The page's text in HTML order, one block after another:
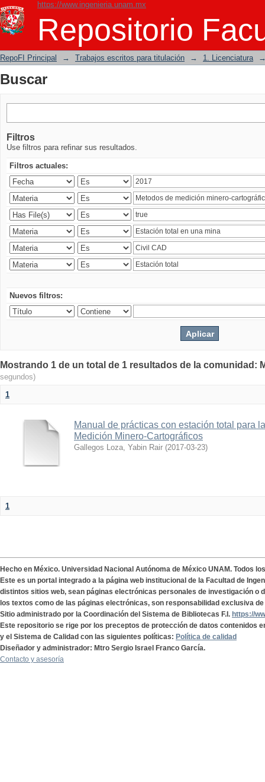
https://www.ingenieria.unam.mx
Repositorio
Buscar
RepoFI Principal → Trabajos escritos para titulación → 1. Licenciatura
Buscar
Filtros
Use filtros para refinar sus resultados.
Filtros actuales:
Nuevos filtros:
Mostrando 1 de un total de 1 resultados de la comunidad:
segundos)
1
Manual de prácticas con estación total para
Medición Minero-Cartográficos
Gallegos Loza, Yabin Rair (2017-03-23)
1
Hecho en México. Universidad Nacional Autónoma de México UNAM. Todos
Este es un portal integrado a la página web institucional de la Facultad de
distintos sitios web, sean páginas electrónicas personales de investigación o
los textos como de las páginas electrónicas, son responsabilidad exclusiva
Sitio administrado por la Coordinación del Sistema de Bibliotecas F.I. https://
Este repositorio se rige por los preceptos de protección de datos contenidos
y el Sistema de Calidad con las siguientes políticas: Política de calidad
Diseñador y administrador: Mtro Sergio Israel Franco García.
Contacto y asesoría